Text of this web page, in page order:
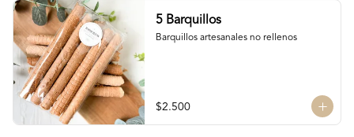
5 Barquillos
Barquillos artesanales no rellenos
$2.500